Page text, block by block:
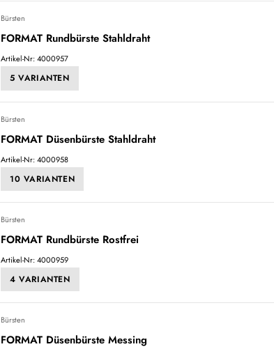
Bürsten
FORMAT Rundbürste Stahldraht
Artikel-Nr: 4000957
5 VARIANTEN
Bürsten
FORMAT Düsenbürste Stahldraht
Artikel-Nr: 4000958
10 VARIANTEN
Bürsten
FORMAT Rundbürste Rostfrei
Artikel-Nr: 4000959
4 VARIANTEN
Bürsten
FORMAT Düsenbürste Messing